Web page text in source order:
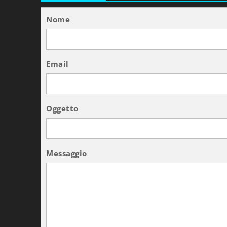
Nome
Email
Oggetto
Messaggio